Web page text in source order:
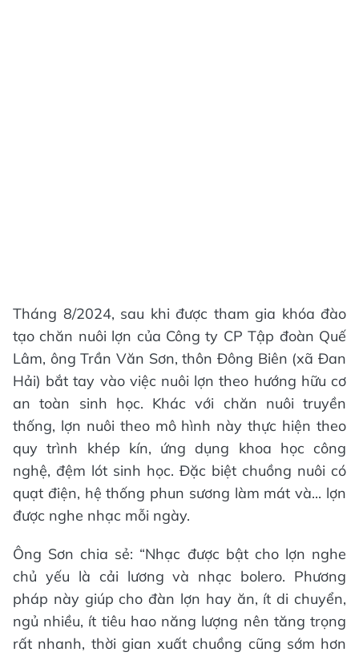
Tháng 8/2024, sau khi được tham gia khóa đào
tạo chăn nuôi lợn của Công ty CP Tập đoàn Quế
Lâm, ông Trần Văn Sơn, thôn Đông Biên (xã Đan
Hải) bắt tay vào việc nuôi lợn theo hướng hữu cơ
an toàn sinh học. Khác với chăn nuôi truyền
thống, lợn nuôi theo mô hình này thực hiện theo
quy trình khép kín, ứng dụng khoa học công
nghệ, đệm lót sinh học. Đặc biệt chuồng nuôi có
quạt điện, hệ thống phun sương làm mát và... lợn
được nghe nhạc mỗi ngày.
Ông Sơn chia sẻ: “Nhạc được bật cho lợn nghe
chủ yếu là cải lương và nhạc bolero. Phương
pháp này giúp cho đàn lợn hay ăn, ít di chuyển,
ngủ nhiều, ít tiêu hao năng lượng nên tăng trọng
rất nhanh, thời gian xuất chuồng cũng sớm hơn